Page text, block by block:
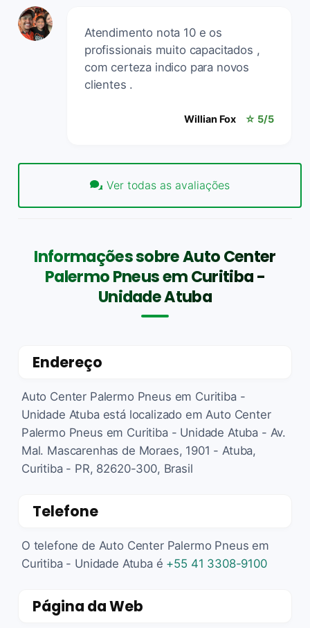
Atendimento nota 10 e os
profissionais muito capacitados ,
com certeza indico para novos
clientes .
Willian Fox ☆ 5/5
Ver todas as avaliações
Informações sobre Auto Center
Palermo Pneus em Curitiba -
Unidade Atuba
Endereço
Auto Center Palermo Pneus em Curitiba -
Unidade Atuba está localizado em Auto Center
Palermo Pneus em Curitiba - Unidade Atuba - Av.
Mal. Mascarenhas de Moraes, 1901 - Atuba,
Curitiba - PR, 82620-300, Brasil
Telefone
O telefone de Auto Center Palermo Pneus em
Curitiba - Unidade Atuba é +55 41 3308-9100
Página da Web